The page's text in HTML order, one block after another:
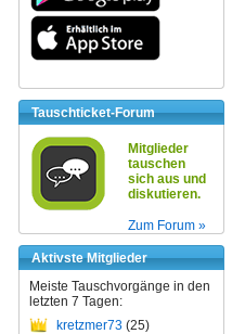
Tauschticket-Forum
Mitglieder
tauschen
sich aus und
diskutieren.
Zum Forum »
Aktivste Mitglieder
Meiste Tauschvorgänge in den
letzten 7 Tagen:
kretzmer73 (25)